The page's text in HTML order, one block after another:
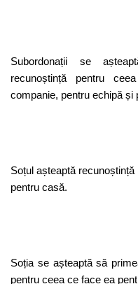
Subordonații se
recunoștință pentru
companie, pentru echipă și
Soțul așteaptă
pentru casă.
Soția se așteaptă să
pentru ceea ce face ea